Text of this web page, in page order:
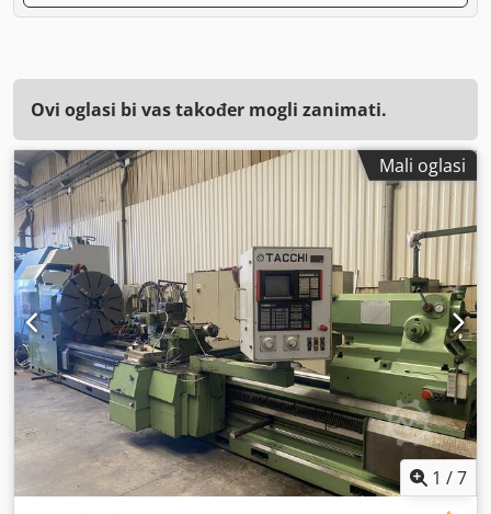
Ovi oglasi bi vas također mogli zanimati.
Mali oglasi
1 /7